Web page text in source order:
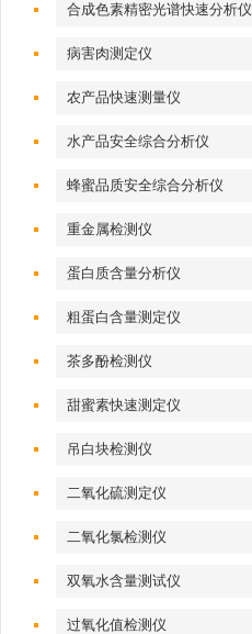
合成色素精密光谱快速分析仪
病害肉测定仪
农产品快速测量仪
水产品安全综合分析仪
蜂蜜品质安全综合分析仪
重金属检测仪
蛋白质含量分析仪
粗蛋白含量测定仪
茶多酚检测仪
甜蜜素快速测定仪
吊白块检测仪
二氧化硫测定仪
二氧化氯检测仪
双氧水含量测试仪
过氧化值检测仪